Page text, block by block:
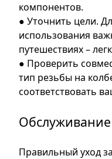
компонентов.
● Уточнить цели.
использования
путешествиях –
● Проверить
тип резьбы на
соответствовать
Правильный уход